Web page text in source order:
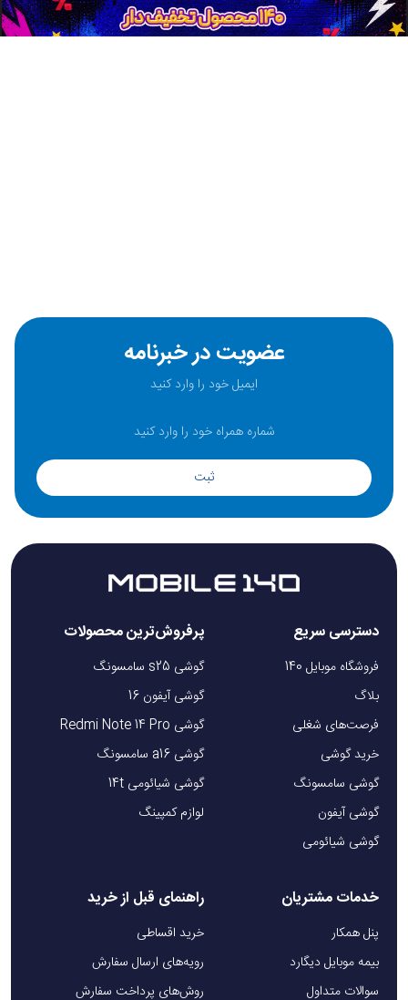
عضویت در خبرنامه
ثبت
دسترسی سریع
فروشگاه موبایل 140
بلاگ
فرصت‌های شغلی
خرید گوشی
گوشی سامسونگ
گوشی آیفون
گوشی شیائومی
پرفروش‌ترین محصولات
گوشی s25 سامسونگ
گوشی آیفون 16
گوشی Redmi Note 14 Pro
گوشی a16 سامسونگ
گوشی شیائومی 14t
لوازم کمپینگ
خدمات مشتریان
پنل همکار
بیمه موبایل دیگارد
سوالات متداول
راهنمای قبل از خرید
خرید اقساطی
رویه‌های ارسال سفارش
روش‌های پرداخت سفارش